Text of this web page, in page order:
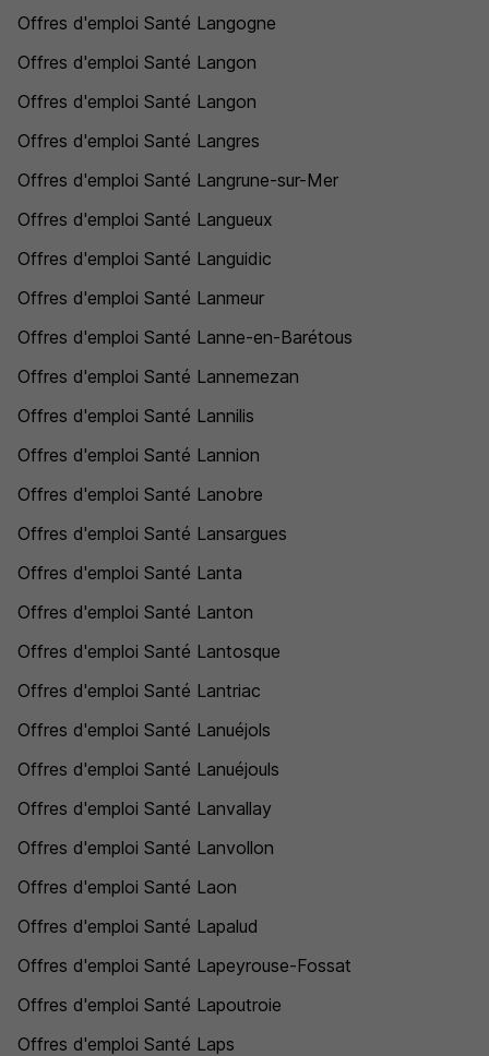
Offres d'emploi Santé Langogne
Offres d'emploi Santé Langon
Offres d'emploi Santé Langon
Offres d'emploi Santé Langres
Offres d'emploi Santé Langrune-sur-Mer
Offres d'emploi Santé Langueux
Offres d'emploi Santé Languidic
Offres d'emploi Santé Lanmeur
Offres d'emploi Santé Lanne-en-Barétous
Offres d'emploi Santé Lannemezan
Offres d'emploi Santé Lannilis
Offres d'emploi Santé Lannion
Offres d'emploi Santé Lanobre
Offres d'emploi Santé Lansargues
Offres d'emploi Santé Lanta
Offres d'emploi Santé Lanton
Offres d'emploi Santé Lantosque
Offres d'emploi Santé Lantriac
Offres d'emploi Santé Lanuéjols
Offres d'emploi Santé Lanuéjouls
Offres d'emploi Santé Lanvallay
Offres d'emploi Santé Lanvollon
Offres d'emploi Santé Laon
Offres d'emploi Santé Lapalud
Offres d'emploi Santé Lapeyrouse-Fossat
Offres d'emploi Santé Lapoutroie
Offres d'emploi Santé Laps